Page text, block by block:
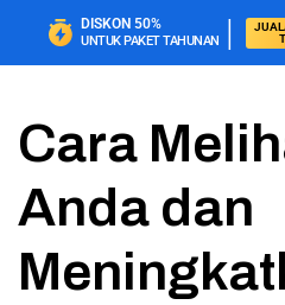
DISKON 50%
UNTUK PAKET TAHUNAN |
Cara
Anda dan